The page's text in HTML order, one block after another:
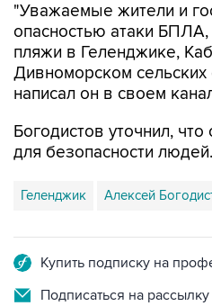
"Уважаемые жители и
опасностью атаки
пляжи в Геленджике,
Дивноморском сельских
написал он в своем
Богодистов уточнил,
для безопасности людей.
Геленджик Алексей
Купить подписку на
Подписаться на